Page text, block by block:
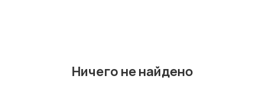
Ничего не найдено